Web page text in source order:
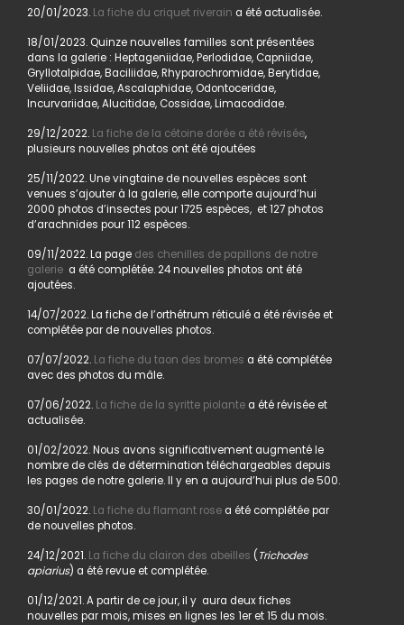
20/01/2023. La fiche du criquet riverain a été actualisée.
18/01/2023. Quinze nouvelles familles sont présentées
dans la galerie : Heptageniidae, Perlodidae, Capniidae,
Gryllotalpidae, Baciliidae, Rhyparochromidae, Berytidae,
Veliidae, Issidae, Ascalaphidae, Odontoceridae,
Incurvariidae, Alucitidae, Cossidae, Limacodidae.
29/12/2022. La fiche de la cétoine dorée a été révisée,
plusieurs nouvelles photos ont été ajoutées
25/11/2022. Une vingtaine de nouvelles espèces sont
venues s’ajouter à la galerie, elle comporte aujourd’hui
2000 photos d’insectes pour 1725 espèces, et 127 photos
d’arachnides pour 112 espèces.
09/11/2022. La page des chenilles de papillons de notre
galerie a été complétée. 24 nouvelles photos ont été
ajoutées.
14/07/2022. La fiche de l’orthétrum réticulé a été révisée et
complétée par de nouvelles photos.
07/07/2022. La fiche du taon des bromes a été complétée
avec des photos du mâle.
07/06/2022. La fiche de la syritte piolantea été révisée et
actualisée.
01/02/2022. Nous avons significativement augmenté le
nombre de clés de détermination téléchargeables depuis
les pages de notre galerie. Il y en a aujourd’hui plus de 500.
30/01/2022. La fiche du flamant rosea été complétée par
de nouvelles photos.
24/12/2021. La fiche du clairon des abeilles (Trichodes
apiarius) a été revue et complétée.
01/12/2021. A partir de ce jour, il y aura deux fiches
nouvelles par mois, mises en lignes les 1er et 15 du mois.